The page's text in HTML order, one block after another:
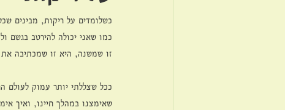
כשלומדים על ריקות, מבינים
כמו שאני יכולה להירטב בגשם
זו שמשנה, היא זו שמכתיבה את
ככל שצללתי יותר עמוק לעולם
שאימצנו במהלך חיינו, ואיך